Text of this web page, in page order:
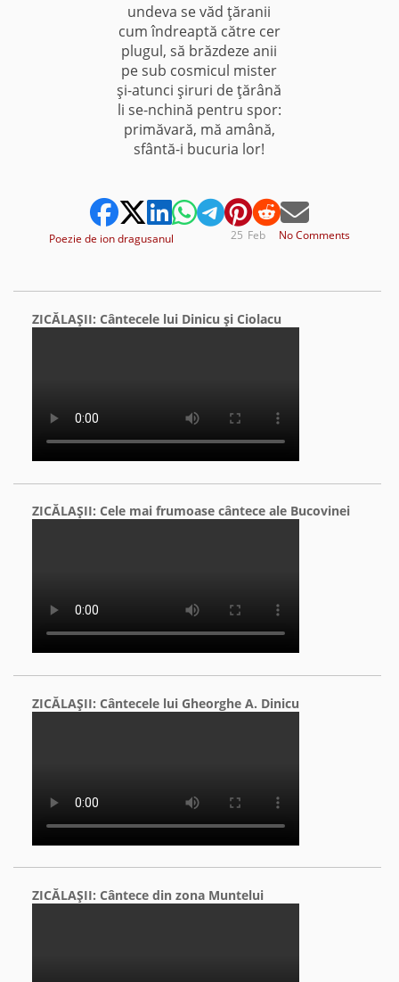
undeva se văd ţăranii
cum îndreaptă către cer
plugul, să brăzdeze anii
pe sub cosmicul mister
şi-atunci şiruri de ţărână
li se-nchină pentru spor:
primăvară, mă amână,
sfântă-i bucuria lor!
Poezie de ion dragusanul No Comments
Feb
25
ZICĂLAŞII: Cântecele lui Dinicu şi Ciolacu
ZICĂLAŞII: Cele mai frumoase cântece ale Bucovinei
ZICĂLAŞII: Cântecele lui Gheorghe A. Dinicu
ZICĂLAŞII: Cântece din zona Muntelui